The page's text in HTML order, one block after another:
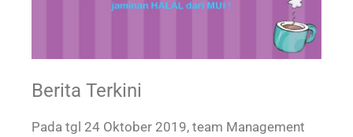
Berita Terkini
Pada tgl 24 Oktober 2019, team Management